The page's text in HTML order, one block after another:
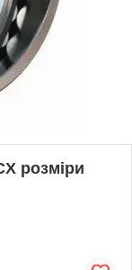
розміри